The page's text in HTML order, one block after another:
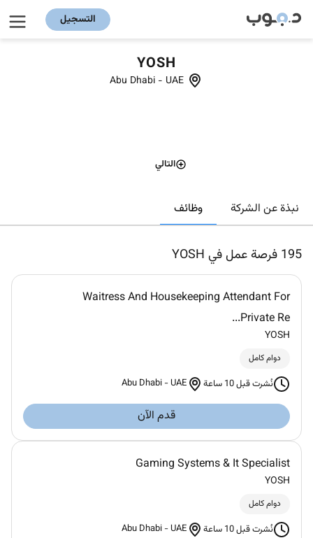
التسجيل
YOSH
Abu Dhabi - UAE
التالي
نبذة عن الشركة وظائف
195 فرصة عمل في YOSH
Waitress And Housekeeping Attendant For
Private Re...
YOSH
دوام كامل
نُشرت قبل 10 ساعة Abu Dhabi -UAE
قدم الآن
Gaming Systems & It Specialist
YOSH
دوام كامل
نُشرت قبل 10 ساعة Abu Dhabi -UAE